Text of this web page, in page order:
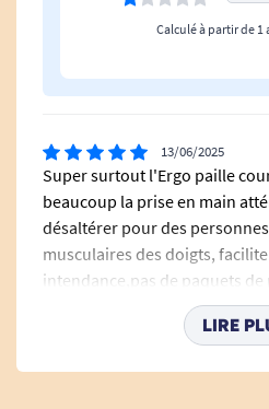
Calculé à partir de 1
13/06/2025
Super surtout l'Ergo paille
beaucoup la prise en main
désaltérer pour des
musculaires des doigts,
intendance,pas de paquets de
LIRE